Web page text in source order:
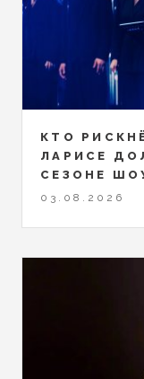
КТО
ЛАРИСЕ
СЕЗОНЕ
03.08.2026